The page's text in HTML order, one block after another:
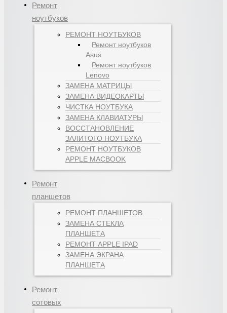
Ремонт
ноутбуков
РЕМОНТ НОУТБУКОВ
Ремонт ноутбуков
Asus
Ремонт ноутбуков
Lenovo
ЗАМЕНА МАТРИЦЫ
ЗАМЕНА ВИДЕОКАРТЫ
ЧИСТКА НОУТБУКА
ЗАМЕНА КЛАВИАТУРЫ
ВОССТАНОВЛЕНИЕ
ЗАЛИТОГО НОУТБУКА
РЕМОНТ НОУТБУКОВ
APPLE MACBOOK
Ремонт
планшетов
РЕМОНТ ПЛАНШЕТОВ
ЗАМЕНА СТЕКЛА
ПЛАНШЕТА
РЕМОНТ APPLE IPAD
ЗАМЕНА ЭКРАНА
ПЛАНШЕТА
Ремонт
сотовых